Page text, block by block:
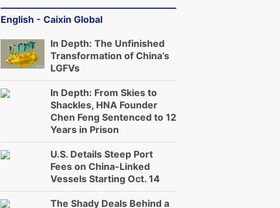
English - Caixin Global
In Depth: The Unfinished
Transformation of China’s
LGFVs
In Depth: From Skies to
Shackles, HNA Founder
Chen Feng Sentenced to 12
Years in Prison
U.S. Details Steep Port
Fees on China-Linked
Vessels Starting Oct. 14
The Shady Deals Behind a